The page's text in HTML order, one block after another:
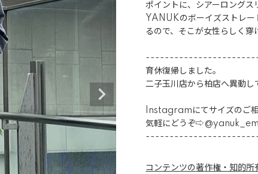
ポイントに、シアーロングス
YANUKのボーイズストレー
るので、そこが女性らしく
育休復帰しました。
二子玉川店から柏店へ異動
Instagramにてサイズのご
気軽にどうぞ
コンテンツの著作権・知的所